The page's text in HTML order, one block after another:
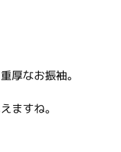
厚なお振袖。
ますね。